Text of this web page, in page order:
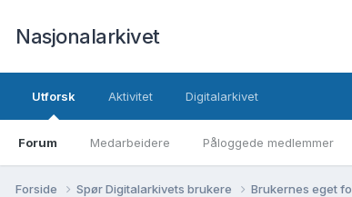
Nasjonalarkivet
Utforsk
Forum Medarbeidere Påloggede medlemmer
Aktivitet Digitalarkivet
Forside Spør Digitalarkivets brukere Brukernes eget